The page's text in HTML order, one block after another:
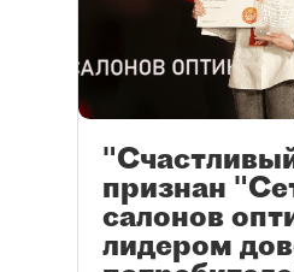
признан
салонов
лидером